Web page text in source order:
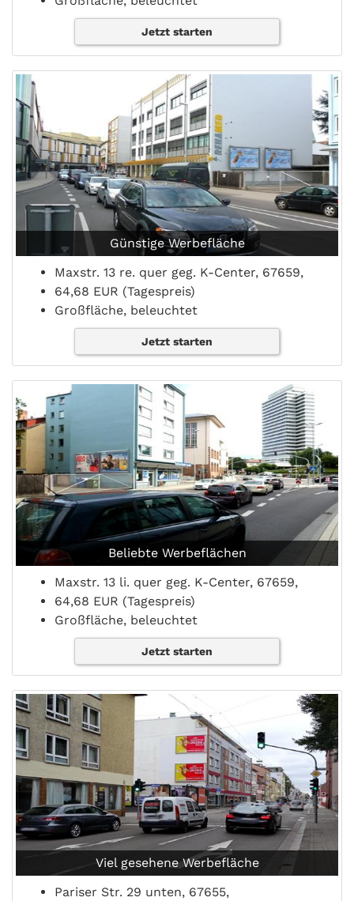
Jetzt starten
Günstige Werbefläche
Maxstr. 13 re. quer geg. K-Center, 67659,
64,68 EUR (Tagespreis)
Großfläche, beleuchtet
Jetzt starten
Beliebte Werbeflächen
Maxstr. 13 li. quer geg. K-Center, 67659,
64,68 EUR (Tagespreis)
Großfläche, beleuchtet
Jetzt starten
Viel gesehene Werbefläche
Pariser Str. 29 unten, 67655,